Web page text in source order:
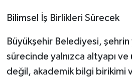
Bilimsel İş Birlikleri Sürecek
Büyükşehir Belediyesi,
sürecinde yalnızca altyapı ve
değil, akademik bilgi birikimi